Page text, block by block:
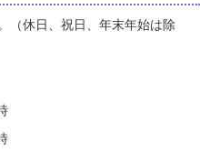
（休日、祝日、年末年始は除